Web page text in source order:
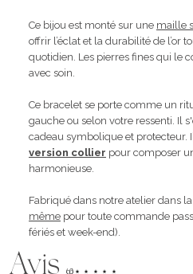
Ce bijou est monté sur une maille
offrir l’éclat et la durabilité de l’or
quotidien. Les pierres fines qui le
avec soin.
Ce bracelet se porte comme un
gauche ou selon votre ressenti. Il
cadeau symbolique et protecteur.
version collier pour composer
harmonieuse.
Fabriqué dans notre atelier dans
même pour toute commande
fériés et week-end).
Avis (96)